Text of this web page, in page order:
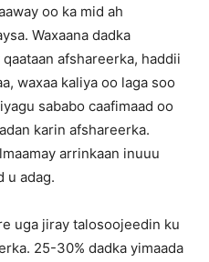
oo ka mid ah
Waxaana dadka
afshareerka, haddii
waxaa kaliya oo laga soo
sababo caafimaad oo
karin afshareerka.
arrinkaan inuuu
u adag.
uga jiray talosoojeedin ku
25-30% dadka yimaada